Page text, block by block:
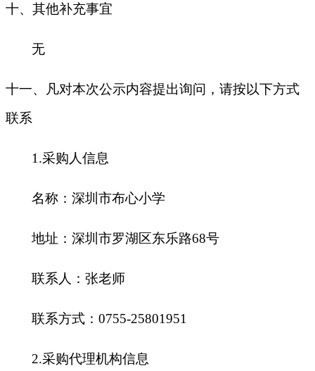
十、其他补充事宜
无
十一、凡对本次公示内容提出询问，请按以下方式
联系
1.采购人信息
名称：深圳市布心小学
地址：深圳市罗湖区东乐路68号
联系人：张老师
联系方式： 0755-25801951
2.采购代理机构信息